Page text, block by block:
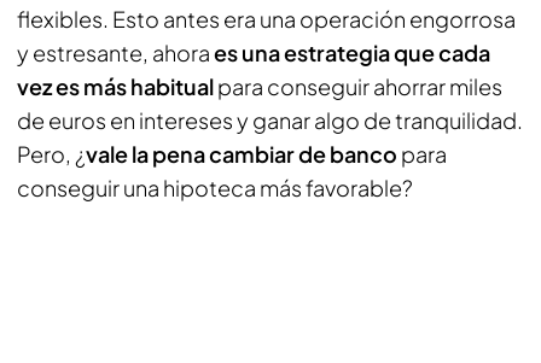
flexibles. Esto antes era una operación engorrosa
y estresante, ahoraes una estrategia que cada
vez es más habitualpara conseguir ahorrar miles
de euros en intereses y ganar algo de tranquilidad.
Pero, ¿vale la pena cambiar de banco para
conseguir una hipoteca más favorable?